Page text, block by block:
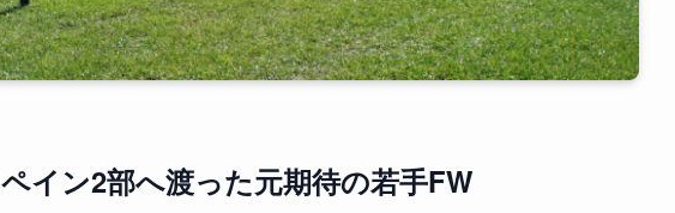
イン2部へ渡った元期待の若手FW